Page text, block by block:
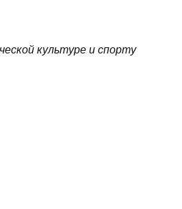
культуре и спорту